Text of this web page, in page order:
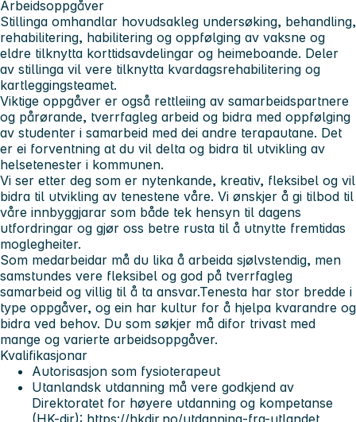
Arbeidsoppgåver
Stillinga omhandlar hovudsakleg undersøking, behandling,
rehabilitering, habilitering og oppfølging av vaksne og
eldre tilknytta korttidsavdelingar og heimeboande. Deler
av stillinga vil vere tilknytta kvardagsrehabilitering og
kartleggingsteamet.
Viktige oppgåver er også rettleiing av samarbeidspartnere
og pårørande, tverrfagleg arbeid og bidra med oppfølging
av studenter i samarbeid med dei andre terapautane. Det
er ei forventning at du vil delta og bidra til utvikling av
helsetenester i kommunen.
Vi ser etter deg som er nytenkande, kreativ, fleksibel og vil
bidra til utvikling av tenestene våre. Vi ønskjer å gi tilbod til
våre innbyggjarar som både tek hensyn til dagens
utfordringar og gjør oss betre rusta til å utnytte fremtidas
moglegheiter.
Som medarbeidar må du lika å arbeida sjølvstendig, men
samstundes vere fleksibel og god på tverrfagleg
samarbeid og villig til å ta ansvar.Tenesta har stor bredde i
type oppgåver, og ein har kultur for å hjelpa kvarandre og
bidra ved behov. Du som søkjer må difor trivast med
mange og varierte arbeidsoppgåver.
Kvalifikasjonar
Autorisasjon som fysioterapeut
Utanlandsk utdanning må vere godkjend av
Direktoratet for høyere utdanning og kompetanse
(HK-dir): https://hkdir.no/utdanning-fra-utlandet